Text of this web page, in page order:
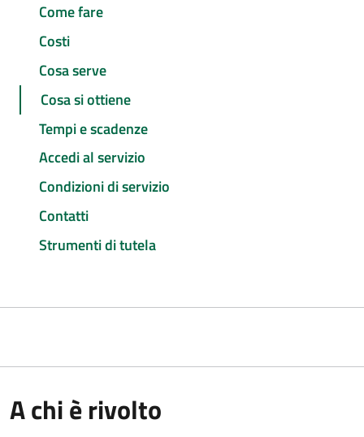
Come fare
Costi
Cosa serve
Cosa si ottiene
Tempi e scadenze
Accedi al servizio
Condizioni di servizio
Contatti
Strumenti di tutela
A chi è rivolto